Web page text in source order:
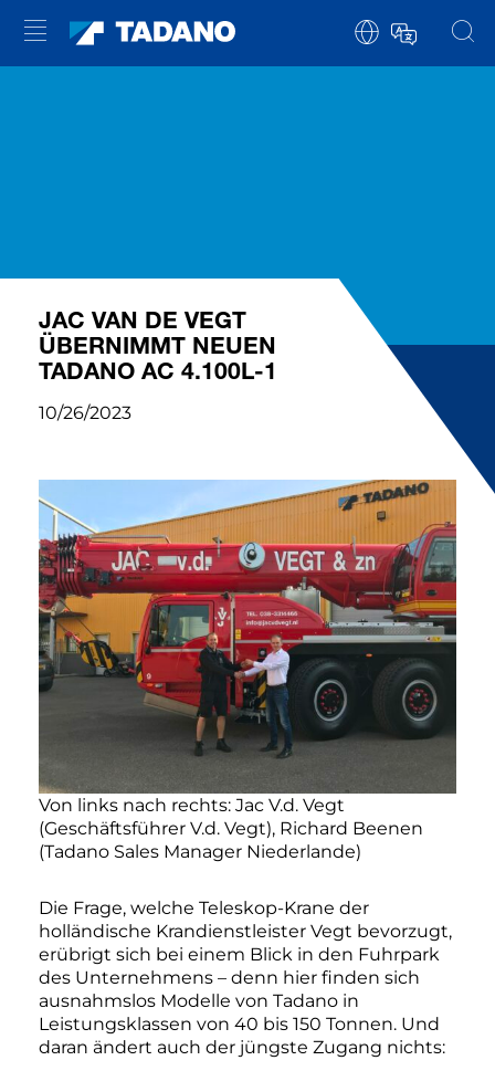
JAC VAN DE VEGT
ÜBERNIMMT NEUEN
TADANO AC 4.100L-1
10/26/2023
Von links nach rechts: Jac V.d. Vegt
(Geschäftsführer V.d. Vegt), Richard Beenen
(Tadano Sales Manager Niederlande)
Die Frage, welche Teleskop-Krane der
holländische Krandienstleister Vegt bevorzugt,
erübrigt sich bei einem Blick in den Fuhrpark
des Unternehmens – denn hier finden sich
ausnahmslos Modelle von Tadano in
Leistungsklassen von 40 bis 150 Tonnen. Und
daran ändert auch der jüngste Zugang nichts: